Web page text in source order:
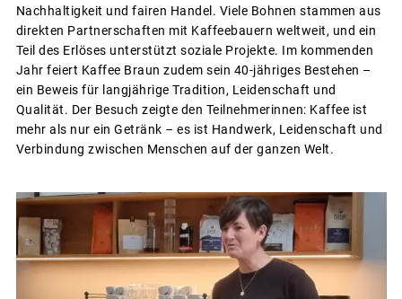
Nachhaltigkeit und fairen Handel. Viele Bohnen stammen aus
direkten Partnerschaften mit Kaffeebauern weltweit, und ein
Teil des Erlöses unterstützt soziale Projekte. Im kommenden
Jahr feiert Kaffee Braun zudem sein 40-jähriges Bestehen –
ein Beweis für langjährige Tradition, Leidenschaft und
Qualität. Der Besuch zeigte den Teilnehmerinnen: Kaffee ist
mehr als nur ein Getränk – es ist Handwerk, Leidenschaft und
Verbindung zwischen Menschen auf der ganzen Welt.